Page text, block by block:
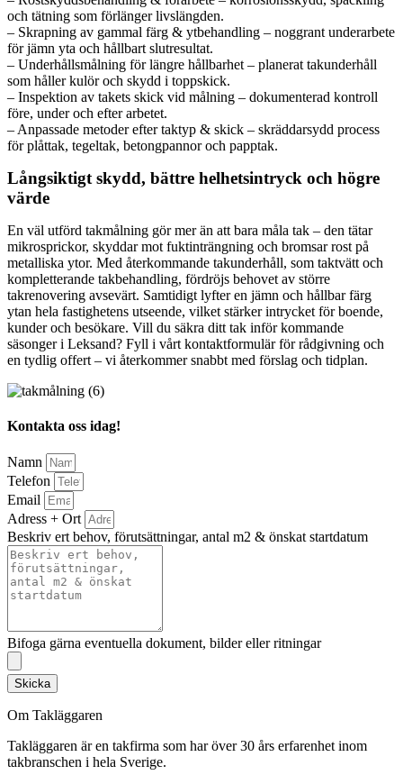
och tätning som förlänger livslängden.
– Skrapning av gammal färg & ytbehandling – noggrant underarbete
för jämn yta och hållbart slutresultat.
– Underhållsmålning för längre hållbarhet – planerat takunderhåll
som håller kulör och skydd i toppskick.
– Inspektion av takets skick vid målning – dokumenterad kontroll
före, under och efter arbetet.
– Anpassade metoder efter taktyp & skick – skräddarsydd process
för plåttak, tegeltak, betongpannor och papptak.
Långsiktigt skydd, bättre helhetsintryck och högre
värde
En väl utförd takmålning gör mer än att bara måla tak – den tätar
mikrosprickor, skyddar mot fuktinträngning och bromsar rost på
metalliska ytor. Med återkommande takunderhåll, som taktvätt och
kompletterande takbehandling, fördröjs behovet av större
takrenovering avsevärt. Samtidigt lyfter en jämn och hållbar färg
ytan hela fastighetens utseende, vilket stärker intrycket för boende,
kunder och besökare. Vill du säkra ditt tak inför kommande
säsonger i Leksand? Fyll i vårt kontaktformulär för rådgivning och
en tydlig offert – vi återkommer snabbt med förslag och tidplan.
Kontakta oss idag!
Namn
Telefon
Email
Adress + Ort
Beskriv ert behov, förutsättningar, antal m2 & önskat startdatum
Bifoga gärna eventuella dokument, bilder eller ritningar
Skicka
Om Takläggaren
Takläggaren är en takfirma som har över 30 års erfarenhet inom
takbranschen i hela Sverige.